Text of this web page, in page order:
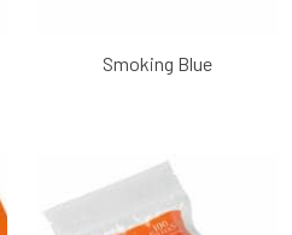
Smoking Blue